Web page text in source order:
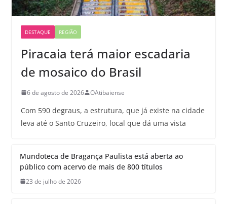
DESTAQUE REGIÃO
Piracaia terá maior escadaria
de mosaico do Brasil
6 de agosto de 2026 OAtibaiense
Com 590 degraus, a estrutura, que já existe na cidade
leva até o Santo Cruzeiro, local que dá uma vista
Mundoteca de Bragança Paulista está aberta ao
público com acervo de mais de 800 títulos
23 de julho de 2026